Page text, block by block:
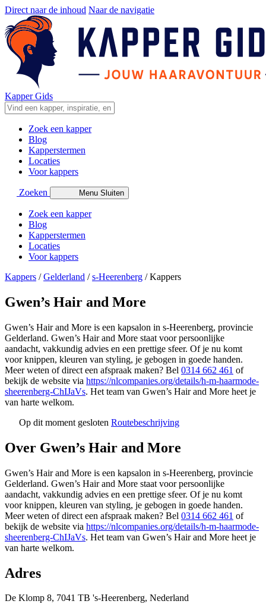
Direct naar de inhoud Naar de navigatie
Kapper Gids
Zoek een kapper
Blog
Kapperstermen
Locaties
Voor kappers
Zoeken Menu Sluiten
Zoek een kapper
Blog
Kapperstermen
Locaties
Voor kappers
Kappers /Gelderland /s-Heerenberg /Kappers
Gwen’s Hair and More
Gwen’s Hair and More is een kapsalon in s-Heerenberg, provincie
Gelderland. Gwen’s Hair and More staat voor persoonlijke
aandacht, vakkundig advies en een prettige sfeer. Of je nu komt
voor knippen, kleuren van styling, je gebogen in goede handen.
Meer weten of direct een afspraak maken? Bel 0314 662 461 of
bekijk de website via https://nlcompanies.org/details/h-m-haarmode-
sheerenberg-ChIJaVs. Het team van Gwen’s Hair and More heet je
van harte welkom.
Op dit moment gesloten Routebeschrijving
+
Over Gwen’s Hair and More
Gwen’s Hair and More is een kapsalon in s-Heerenberg, provincie
Gelderland. Gwen’s Hair and More staat voor persoonlijke
aandacht, vakkundig advies en een prettige sfeer. Of je nu komt
voor knippen, kleuren van styling, je gebogen in goede handen.
Meer weten of direct een afspraak maken? Bel 0314 662 461 of
bekijk de website via https://nlcompanies.org/details/h-m-haarmode-
sheerenberg-ChIJaVs. Het team van Gwen’s Hair and More heet je
van harte welkom.
Adres
De Klomp 8, 7041 TB 's-Heerenberg, Nederland